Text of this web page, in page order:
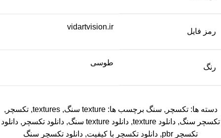
رمز فایل
vidartvision.ir
رنگ
طوسی
دسته ها: تکسچر , سنگ برچسب ها: texture سنگ ,
textures
, تکسچر ,
تکسچر سنگ, دانلود texture , دانلود texture سنگ , دانلود تکسچر , دانلود
تکسچر pbr
, دانلود تکسچر با کیفیت, دانلود تکسچر سنگ